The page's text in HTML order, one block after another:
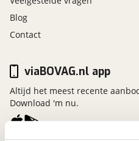
Blog
Contact
viaBOVAG.nl app
Altijd het meest recente
Download 'm nu.